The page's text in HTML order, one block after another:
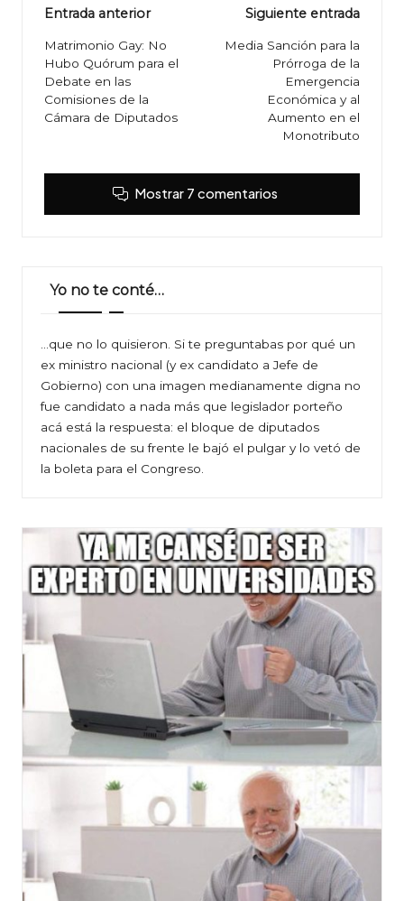
Navegación
de
entradas
Entrada anterior
Matrimonio Gay: No
Hubo Quórum para el
Debate en las
Comisiones de la
Cámara de Diputados
Siguiente entrada
Media Sanción para la
Prórroga de la
Emergencia
Económica y al
Aumento en el
Monotributo
Mostrar 7 comentarios
Yo no te conté…
…que no lo quisieron. Si te preguntabas por qué un
ex ministro nacional (y ex candidato a Jefe de
Gobierno) con una imagen medianamente digna no
fue candidato a nada más que legislador porteño
acá está la respuesta: el bloque de diputados
nacionales de su frente le bajó el pulgar y lo vetó de
la boleta para el Congreso.